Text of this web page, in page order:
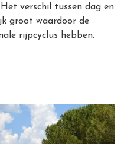
verschil tussen dag en
groot waardoor de
rijpcyclus hebben.